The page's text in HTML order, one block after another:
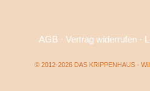
AGB · Vertrag widerrufen·
© 2012-2026 DAS KRIPPENHAUS ·